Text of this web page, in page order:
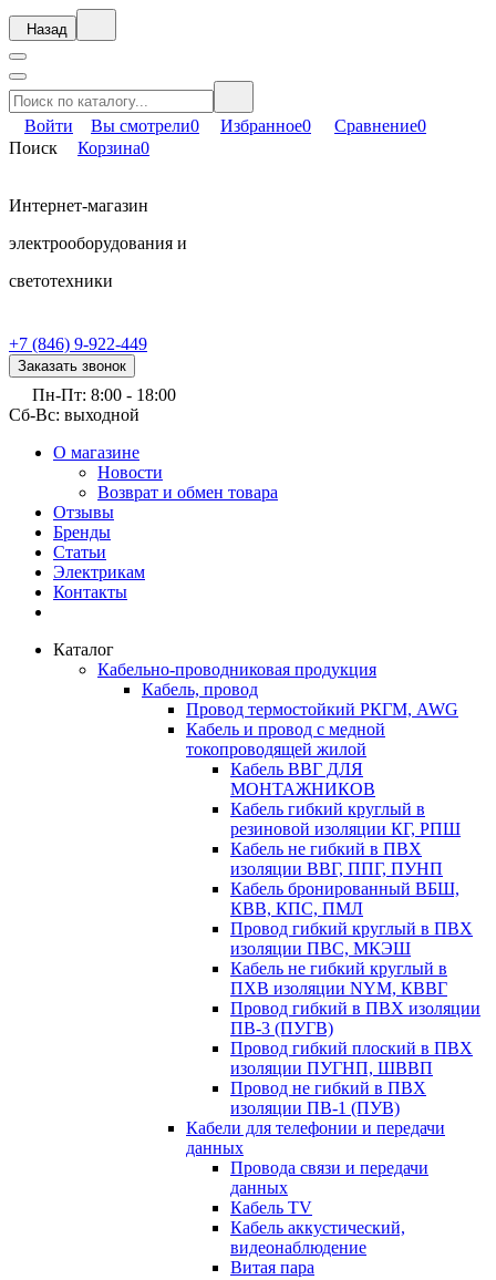
Назад
Войти Вы смотрели0 Избранное0 Сравнение0
Поиск
Корзина0
Интернет-магазин
электрооборудования и
светотехники
+7 (846) 9-922-449
Заказать звонок
Пн-Пт: 8:00 - 18:00
Сб-Вс: выходной
О магазине
Новости
Возврат и обмен товара
Отзывы
Бренды
Статьи
Электрикам
Контакты
Каталог
Кабельно-проводниковая продукция
Кабель, провод
Провод термостойкий РКГМ, AWG
Кабель и провод с медной
токопроводящей жилой
Кабель ВВГ ДЛЯ
МОНТАЖНИКОВ
Кабель гибкий круглый в
резиновой изоляции КГ, РПШ
Кабель не гибкий в ПВХ
изоляции ВВГ, ППГ, ПУНП
Кабель бронированный ВБШ,
КВВ, КПС, ПМЛ
Провод гибкий круглый в ПВХ
изоляции ПВС, МКЭШ
Кабель не гибкий круглый в
ПХВ изоляции NYM, КВВГ
Провод гибкий в ПВХ изоляции
ПВ-3 (ПУГВ)
Провод гибкий плоский в ПВХ
изоляции ПУГНП, ШВВП
Провод не гибкий в ПВХ
изоляции ПВ-1 (ПУВ)
Кабели для телефонии и передачи
данных
Провода связи и передачи
данных
Кабель TV
Кабель аккустический,
видеонаблюдение
Витая пара